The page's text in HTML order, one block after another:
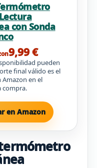
con Sonda
9,99 €
pueden
final válido es el
Amazon en el
compra.
en Amazon
termómetro